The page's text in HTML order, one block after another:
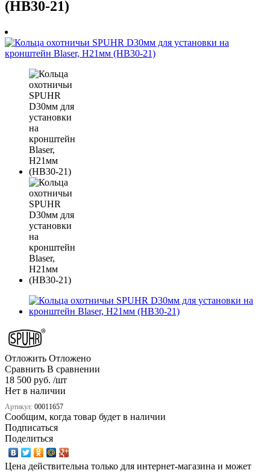
(HB30-21)
Отложить Отложено
Сравнить В сравнении
18 500 руб. /шт
Нет в наличии
Артикул: 00011657
Сообщим, когда товар будет в наличии
Подписаться
Поделиться
Цена действительна только для интернет-магазина и может